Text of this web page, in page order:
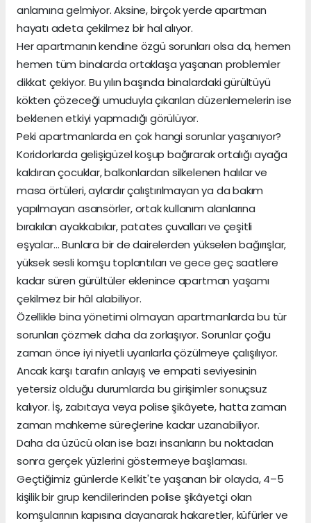
anlamına gelmiyor. Aksine, birçok yerde apartman
hayatı adeta çekilmez bir hal alıyor.
Her apartmanın kendine özgü sorunları olsa da, hemen
hemen tüm binalarda ortaklaşa yaşanan problemler
dikkat çekiyor. Bu yılın başında binalardaki gürültüyü
kökten çözeceği umuduyla çıkarılan düzenlemelerin ise
beklenen etkiyi yapmadığı görülüyor.
Peki apartmanlarda en çok hangi sorunlar yaşanıyor?
Koridorlarda gelişigüzel koşup bağırarak ortalığı ayağa
kaldıran çocuklar, balkonlardan silkelenen halılar ve
masa örtüleri, aylardır çalıştırılmayan ya da bakım
yapılmayan asansörler, ortak kullanım alanlarına
bırakılan ayakkabılar, patates çuvalları ve çeşitli
eşyalar… Bunlara bir de dairelerden yükselen bağırışlar,
yüksek sesli komşu toplantıları ve gece geç saatlere
kadar süren gürültüler eklenince apartman yaşamı
çekilmez bir hâl alabiliyor.
Özellikle bina yönetimi olmayan apartmanlarda bu tür
sorunları çözmek daha da zorlaşıyor. Sorunlar çoğu
zaman önce iyi niyetli uyarılarla çözülmeye çalışılıyor.
Ancak karşı tarafın anlayış ve empati seviyesinin
yetersiz olduğu durumlarda bu girişimler sonuçsuz
kalıyor. İş, zabıtaya veya polise şikâyete, hatta zaman
zaman mahkeme süreçlerine kadar uzanabiliyor.
Daha da üzücü olan ise bazı insanların bu noktadan
sonra gerçek yüzlerini göstermeye başlaması.
Geçtiğimiz günlerde Kelkit'te yaşanan bir olayda, 4–5
kişilik bir grup kendilerinden polise şikâyetçi olan
komşularının kapısına dayanarak hakaretler, küfürler ve